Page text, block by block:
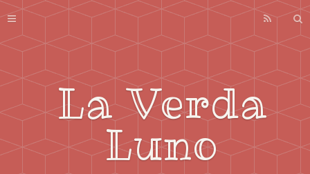
La Verda
Luno
Profile
About
Series
Index